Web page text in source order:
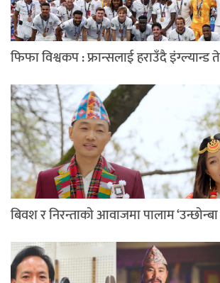
फिफा विश्वकप : फ्रान्सलाई हराउँदै इंग्ल्यान्ड
बिवश र निरन्ताको आवाजमा पालाम